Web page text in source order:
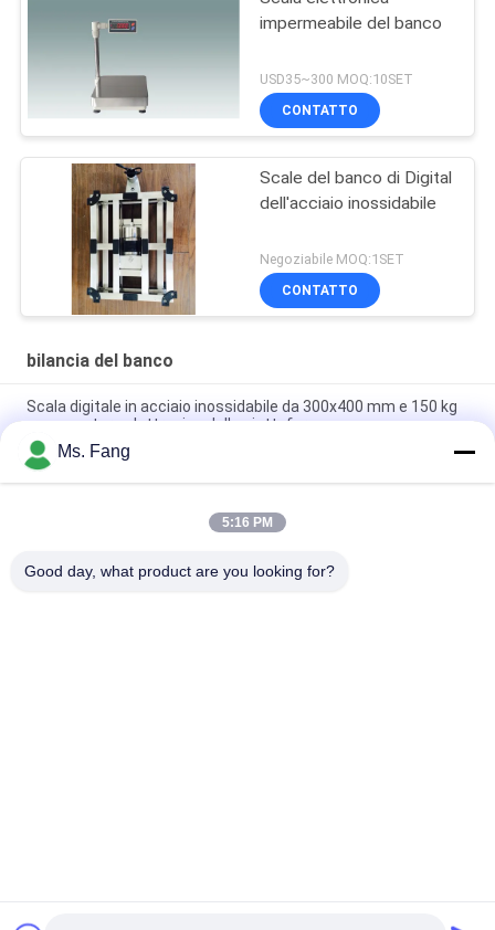
impermeabile del banco
USD35~300 MOQ:10SET
CONTATTO
Scale del banco di Digital
dell'acciaio inossidabile
Negoziabile MOQ:1SET
CONTATTO
bilancia del banco
Scala digitale in acciaio inossidabile da 300x400 mm e 150 kg
con pesatura elettronica della piattaforma
50*60 banco di bilanciamento elettronico della trave
piattaforma elettronica digitale bilanciere
30x40cm 304 Acciaio inossidabile Scala di banco
Ms. Fang
5:16 PM
Good day, what product are you looking for?